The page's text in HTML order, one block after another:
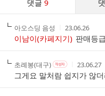
댓글 9
스
작
성
자
아오스딩 음성
작
성
시
간
23.06.26
이남이(카페지기) 판매등
작
성
자
초례봉(대구)작
성
자
본
작
성
자
작
성
시
간
23.06.27
그게요 말처람 쉽지가 않